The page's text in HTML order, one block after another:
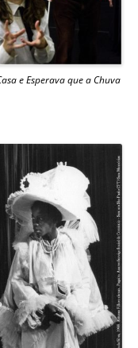
e Esperava que a Chuva